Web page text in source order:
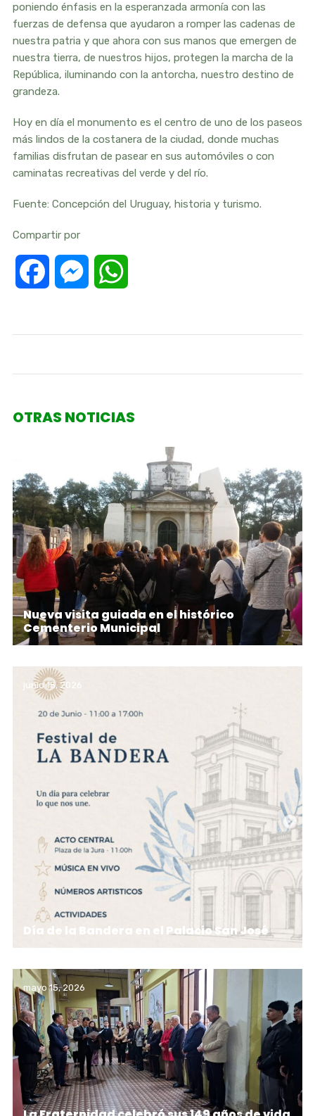
poniendo énfasis en la esperanzada armonía con las
fuerzas de defensa que ayudaron a romper las cadenas de
nuestra patria y que ahora con sus manos que emergen de
nuestra tierra, de nuestros hijos, protegen la marcha de la
República, iluminando con la antorcha, nuestro destino de
grandeza.
Hoy en día el monumento es el centro de uno de los paseos
más lindos de la costanera de la ciudad, donde muchas
familias disfrutan de pasear en sus automóviles o con
caminatas recreativas del verde y del río.
Fuente: Concepción del Uruguay, historia y turismo.
Compartir por
Facebook Messenger
OTRAS NOTICIAS
Nueva visita guiada en el histórico
Cementerio Municipal
junio 15, 2026
Día de la Bandera en el Palacio San José
mayo 15, 2026